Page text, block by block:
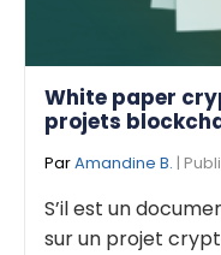
White paper
projets
ParAmandine B. |
S’il est un
sur un projet